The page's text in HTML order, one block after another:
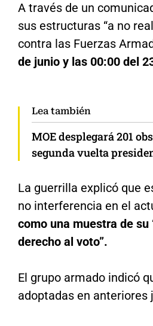
A través de un
sus estructuras “a no
contra las Fuerzas
de junio y las 00:00 del
Lea también
MOE desplegará 201
segunda vuelta
La guerrilla explicó que
no interferencia en el
como una muestra de
derecho al voto”.
El grupo armado indicó
adoptadas en anteriores